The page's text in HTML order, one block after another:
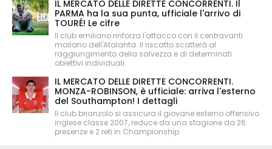
IL MERCATO DELLE DIRETTE CONCORRENTI. Il
PARMA ha la sua punta, ufficiale l'arrivo di
TOURÉ! Le cifre
Il club emiliano rinforza l'attacco con il centravanti
maliano dell'Atalanta. Il riscatto scatterà al
raggiungimento della salvezza e di determinati
obiettivi individuali.
IL MERCATO DELLE DIRETTE CONCORRENTI.
MONZA-ROBINSON, è ufficiale: arriva l'esterno
del Southampton! I dettagli
Il club brianzolo si assicura il giovane esterno offensivo
inglese classe 2007, reduce da una stagione da 26
presenze e 2 reti in Championship.